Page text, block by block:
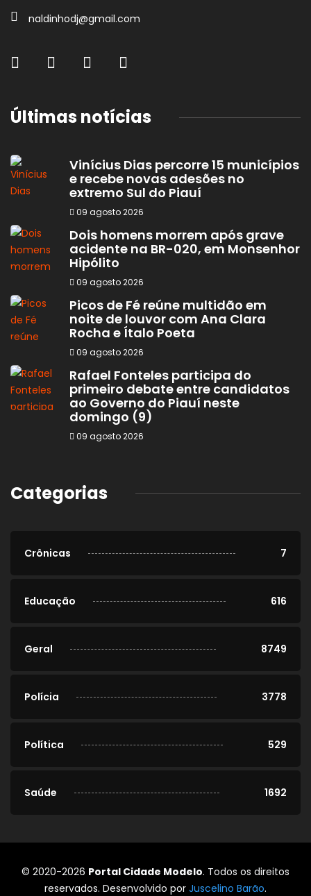
naldinhodj@gmail.com
Últimas notícias
Vinícius Dias percorre 15 municípios
e recebe novas adesões no
extremo Sul do Piauí
09 agosto 2026
Dois homens morrem após grave
acidente na BR-020, em Monsenhor
Hipólito
09 agosto 2026
Picos de Fé reúne multidão em
noite de louvor com Ana Clara
Rocha e Ítalo Poeta
09 agosto 2026
Rafael Fonteles participa do
primeiro debate entre candidatos
ao Governo do Piauí neste
domingo (9)
09 agosto 2026
Categorias
Crônicas 7
Educação 616
Geral 8749
Polícia 3778
Política 529
Saúde 1692
© 2020-2026 Portal Cidade Modelo. Todos os direitos
reservados. Desenvolvido por Juscelino Barão.